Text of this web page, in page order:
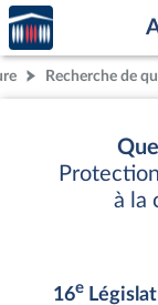
Aller au contenu
Aller en bas de la
Accèder
à la
page
d'accueilRecherche de
à la
16e